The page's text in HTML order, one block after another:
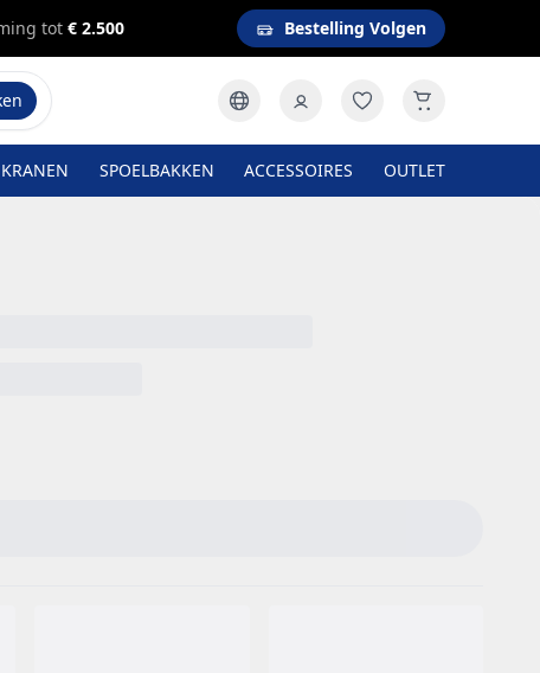
tot € 2.500 Bestelling Volgen
SPOELBAKKEN ACCESSOIRES OUTLET